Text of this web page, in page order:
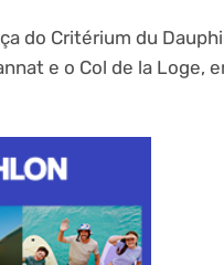
do Critérium du
e o Col de la Loge,